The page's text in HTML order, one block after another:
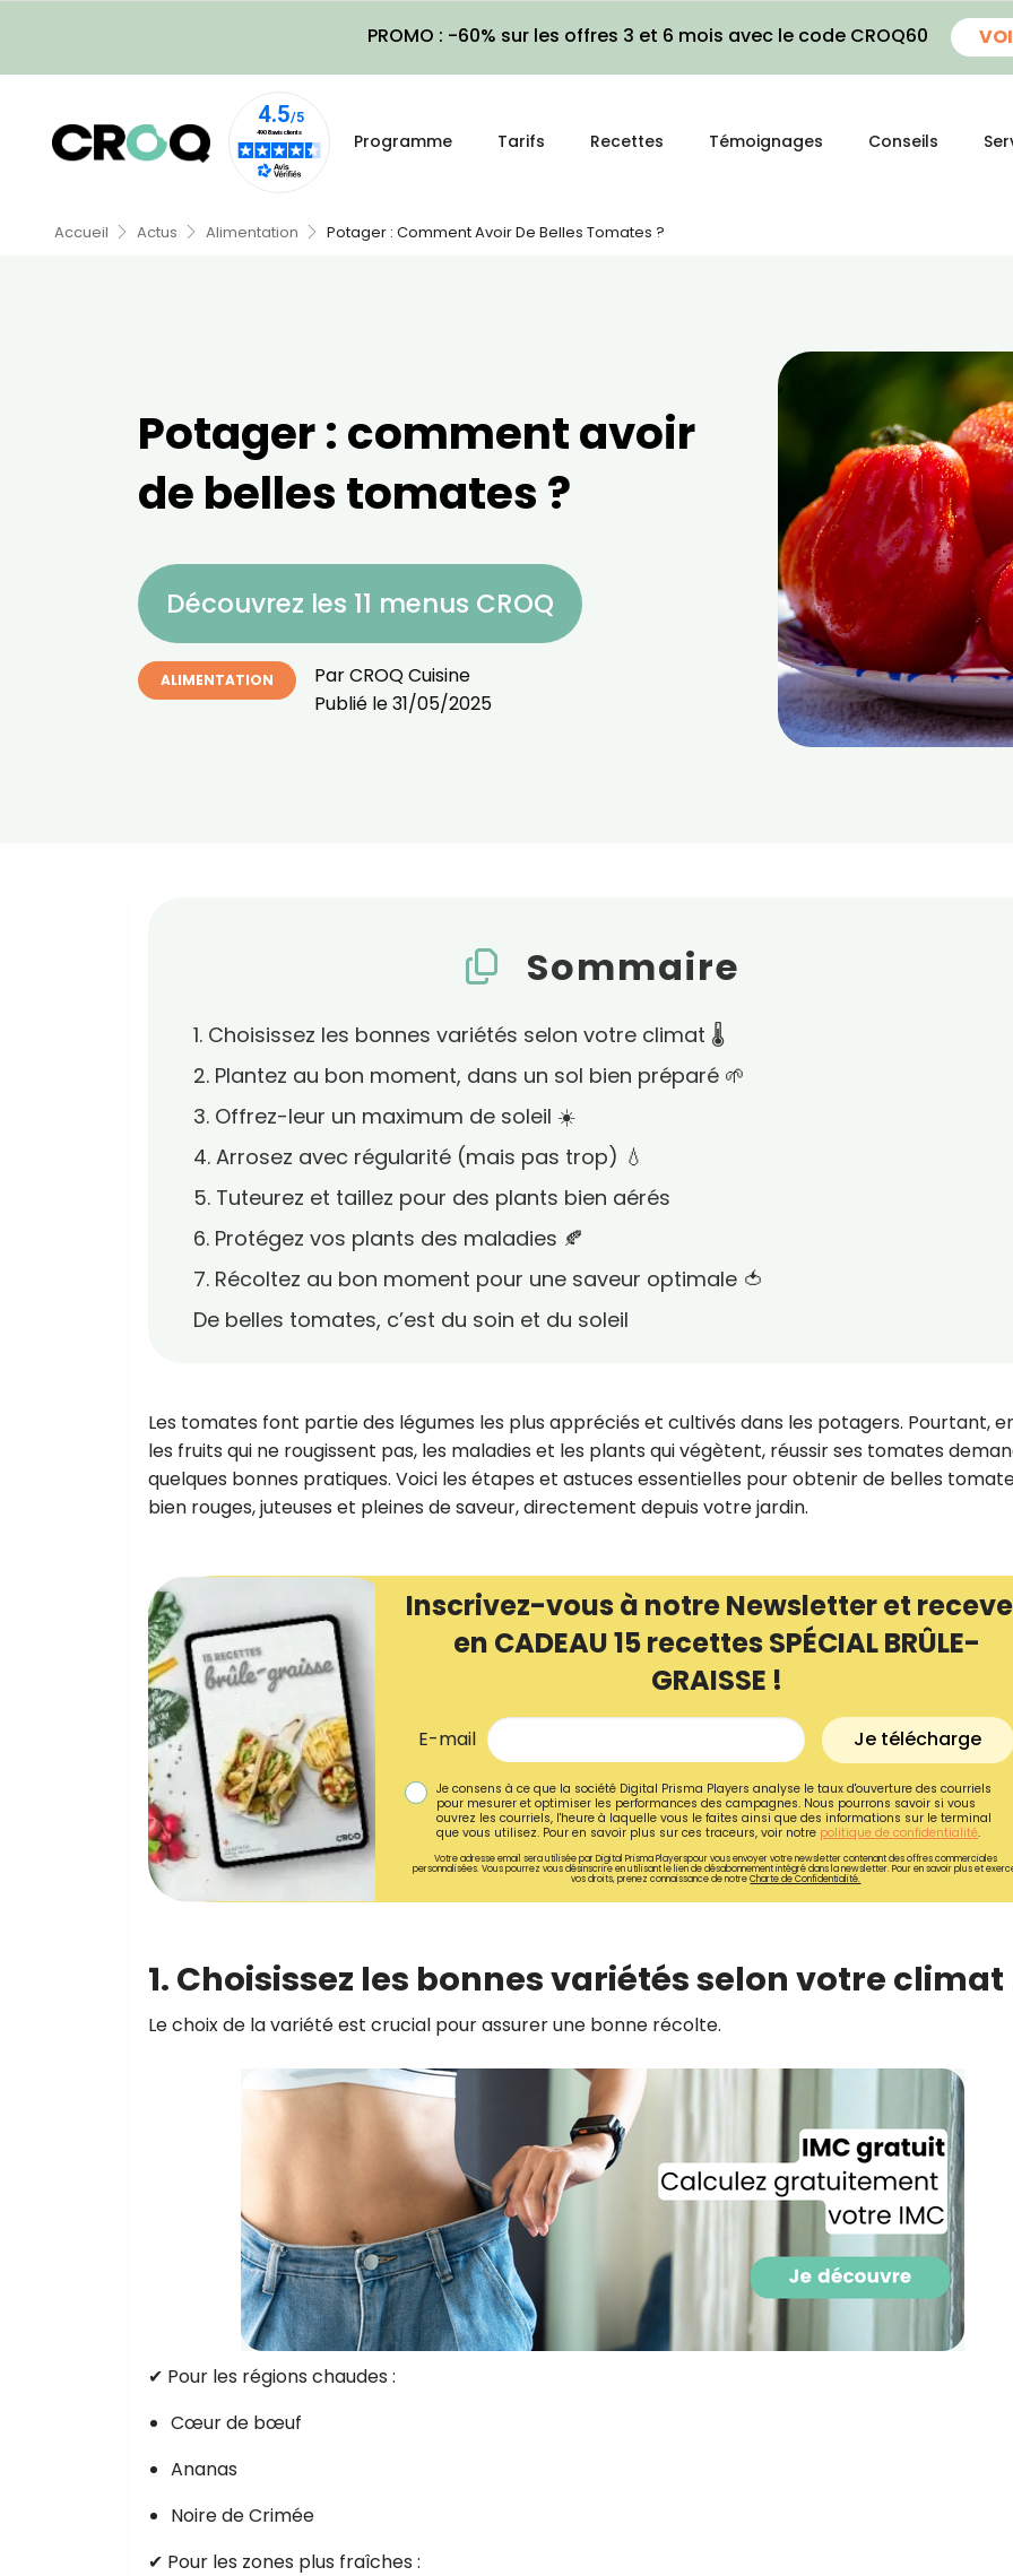
PROMO : -60% sur les offres 3 et 6 mois avec le code CROQ60
Programme Tarifs Recettes Témoignages Conseils
Accueil Actus Alimentation Potager : Comment Avoir De Belles Tomates ?
Potager : comment avoir
de belles tomates ?
Découvrez les 11 menus CROQ
ALIMENTATION ParCROQ Cuisine
Publié le31/05/2025
Sommaire
1. Choisissez les bonnes variétés selon votre climat 🌡️
2. Plantez au bon moment, dans un sol bien préparé 🌱
3. Offrez-leur un maximum de soleil ☀️
4. Arrosez avec régularité (mais pas trop) 💧
5. Tuteurez et taillez pour des plants bien aérés
6. Protégez vos plants des maladies 🍂
7. Récoltez au bon moment pour une saveur optimale 🍅
De belles tomates, c’est du soin et du soleil
Les tomates font partie des légumes les plus appréciés et cultivés dans les potagers. Pourtant,
les fruits qui ne rougissent pas, les maladies et les plants qui végètent, réussir ses tomates
quelques bonnes pratiques. Voici les étapes et astuces essentielles pour obtenir de belles
bien rouges, juteuses et pleines de saveur, directement depuis votre jardin.
Inscrivez-vous à notre Newsletter et
en CADEAU 15 recettes SPÉCIAL BRÛLE-
GRAISSE !
E-mail Je télécharge
Je consens à ce que la société Digital Prisma Players analyse le taux d'ouverture des courriels
pour mesurer et optimiser les performances des campagnes. Nous pourrons savoir si vous
ouvrez les courriels, l'heure à laquelle vous le faites ainsi que des informations sur le terminal
que vous utilisez. Pour en savoir plus sur ces traceurs, voir notre politique de confidentialité.
Votre adresse email sera utilisée par Digital Prisma Playerspour vous envoyer votre newsletter contenant des offres commerciales
personnalisées. Vous pourrez vous désinscrire en utilisant le lien de désabonnement intégré dans la newsletter. Pour en savoir plus et
vos droits, prenez connaissance de notreCharte de Confidentialité.
1. Choisissez les bonnes variétés selon votre climat
Le choix de la variété est crucial pour assurer une bonne récolte.
✔ Pour les régions chaudes :
Cœur de bœuf
Ananas
Noire de Crimée
✔ Pour les zones plus fraîches :
Recevez gratuitement
!
Je consens à ce que la société
Prisma Players analyse le taux
des courriels pour mesurer et
performances des campagnes.
pourrons savoir si vous ouvrez les
l'heure à laquelle vous le faites ainsi
des informations sur le terminal que
utilisez. Pour en savoir plus sur ces
politique de confidentialité
Je reçois mon cadeau !